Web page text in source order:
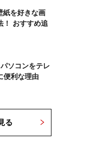
を好きな画
！ おすすめ追
ソコンをテレ
便利な理由
る